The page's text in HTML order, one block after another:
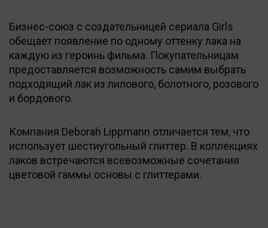
Бизнес-союз с создательницей сериала Girls
обещает появление по одному оттенку лака на
каждую из героинь фильма. Покупательницам
предоставляется возможность самим выбрать
подходящий лак из лилового, болотного, розового
и бордового.
Компания Deborah Lippmann отличается тем, что
использует шестиугольный глиттер. В коллекциях
лаков встречаются всевозможные сочетания
цветовой гаммы основы с глиттерами.